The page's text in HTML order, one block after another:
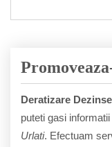
Deratizare
puteti gasi
Urlati. Efectuam